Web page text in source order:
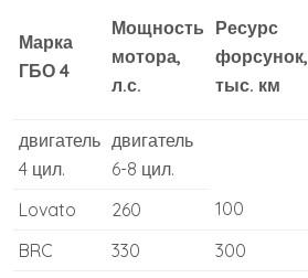
Марка
ГБО 4
Мощность
мотора,
л.с.
Ресурс
форсунок,
тыс. км
двигатель
4 цил.
двигатель
6-8 цил.
Lovato
260 100
BRC
330 300